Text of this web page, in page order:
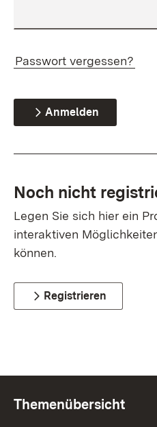
Passwort vergessen?
Anmelden
Noch nicht
Legen Sie sich hier ein
interaktiven
können.
Registrieren
Themenübersicht